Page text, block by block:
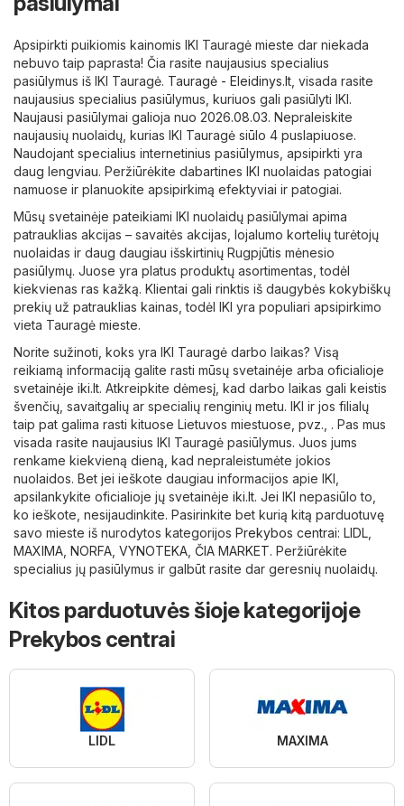
Apsipirkti puikiomis kainomis IKI Tauragė mieste dar niekada
nebuvo taip paprasta! Čia rasite naujausius specialius
pasiūlymus iš IKI Tauragė. Tauragė - Eleidinys.lt , visada rasite
naujausius specialius pasiūlymus, kuriuos gali pasiūlyti IKI.
Naujausi pasiūlymai galioja nuo 2026.08.03. Nepraleiskite
naujausių nuolaidų, kurias IKI Tauragė siūlo 4 puslapiuose.
Naudojant specialius internetinius pasiūlymus, apsipirkti yra
daug lengviau. Peržiūrėkite dabartines IKI nuolaidas patogiai
namuose ir planuokite apsipirkimą efektyviai ir patogiai.
Mūsų svetainėje pateikiami IKI nuolaidų pasiūlymai apima
patrauklias akcijas – savaitės akcijas, lojalumo kortelių turėtojų
nuolaidas ir daug daugiau išskirtinių Rugpjūtis mėnesio
pasiūlymų. Juose yra platus produktų asortimentas, todėl
kiekvienas ras kažką. Klientai gali rinktis iš daugybės kokybiškų
prekių už patrauklias kainas, todėl IKI yra populiari apsipirkimo
vieta Tauragė mieste.
Norite sužinoti, koks yra IKI Tauragė darbo laikas? Visą
reikiamą informaciją galite rasti mūsų svetainėje arba oficialioje
svetainėje iki.lt. Atkreipkite dėmesį, kad darbo laikas gali keistis
švenčių, savaitgalių ar specialių renginių metu. IKI ir jos filialų
taip pat galima rasti kituose Lietuvos miestuose, pvz., . Pas mus
visada rasite naujausius IKI Tauragė pasiūlymus. Juos jums
renkame kiekvieną dieną, kad nepraleistumėte jokios
nuolaidos. Bet jei ieškote daugiau informacijos apie IKI,
apsilankykite oficialioje jų svetainėje iki.lt. Jei IKI nepasiūlo to,
ko ieškote, nesijaudinkite. Pasirinkite bet kurią kitą parduotuvę
savo mieste iš nurodytos kategorijos Prekybos centrai: LIDL
MAXIMA NORFA VYNOTEKA ČIA MARKET. Peržiūrėkite
specialius jų pasiūlymus ir galbūt rasite dar geresnių nuolaidų.
Kitos parduotuvės šioje kategorijoje
Prekybos centrai
LIDL MAXIMA